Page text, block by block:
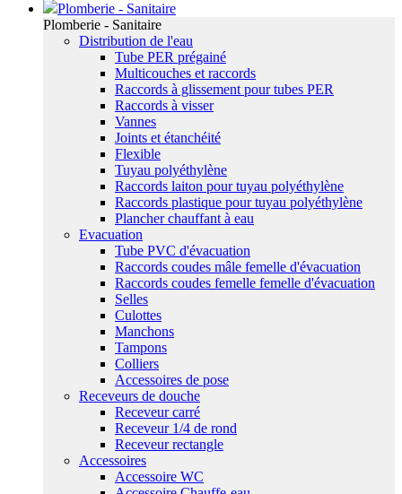
Plomberie - Sanitaire
Plomberie - Sanitaire
Distribution de l'eau
Tube PER prégainé
Multicouches et raccords
Raccords à glissement pour tubes PER
Raccords à visser
Vannes
Joints et étanchéité
Flexible
Tuyau polyéthylène
Raccords laiton pour tuyau polyéthylène
Raccords plastique pour tuyau polyéthylène
Plancher chauffant à eau
Evacuation
Tube PVC d'évacuation
Raccords coudes mâle femelle d'évacuation
Raccords coudes femelle femelle d'évacuation
Selles
Culottes
Manchons
Tampons
Colliers
Accessoires de pose
Receveurs de douche
Receveur carré
Receveur 1/4 de rond
Receveur rectangle
Accessoires
Accessoire WC